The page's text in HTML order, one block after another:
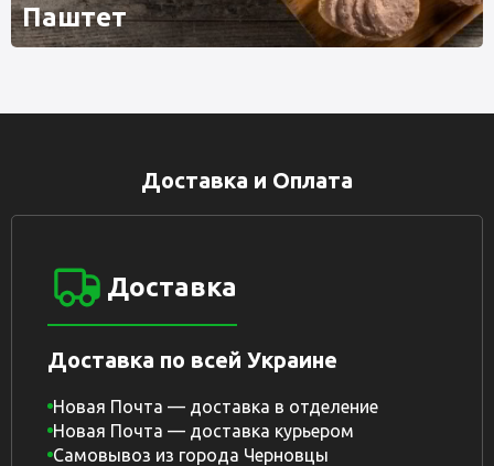
Паштет
Доставка и Оплата
Доставка
Доставка по всей Украине
Новая Почта — доставка в отделение
Новая Почта — доставка курьером
Самовывоз из города Черновцы